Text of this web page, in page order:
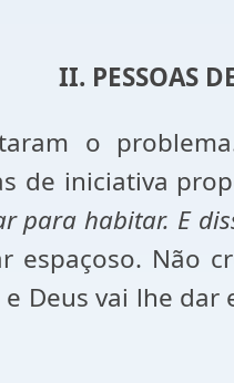
II. PESSOAS
o
de iniciativa
habitar. E
Não
Deus vai lhe dar